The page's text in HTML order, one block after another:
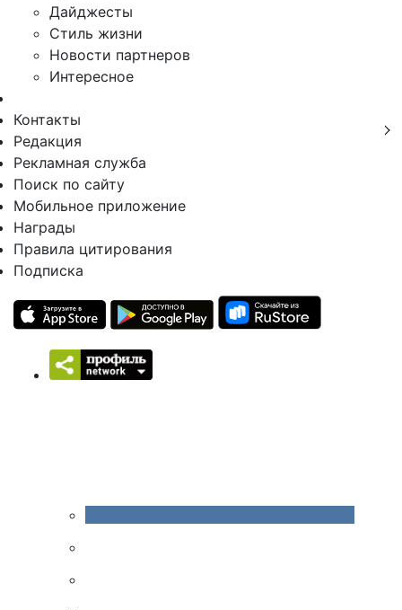
Дайджесты
Стиль жизни
Новости партнеров
Интересное
Контакты
Редакция
Рекламная служба
Поиск по сайту
Мобильное приложение
Награды
Правила цитирования
Подписка